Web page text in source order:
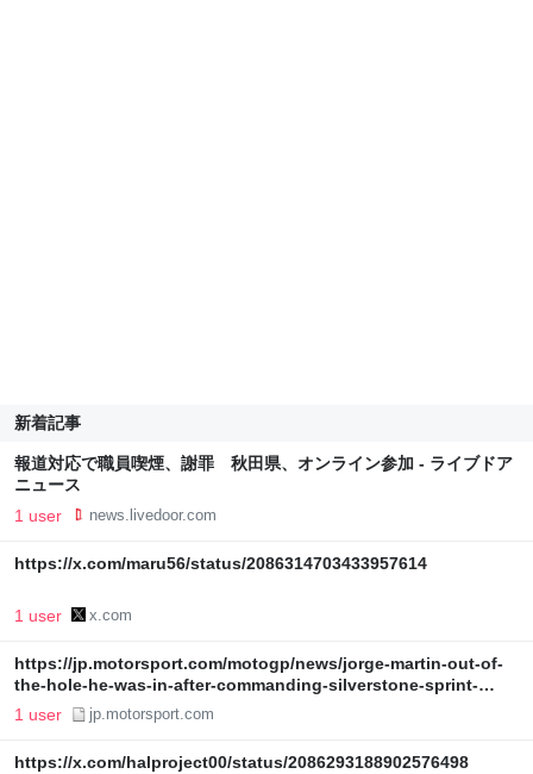
新着記事
報道対応で職員喫煙、謝罪 秋田県、オンライン参加 - ライブドア
ニュース
1 user news.livedoor.com
https://x.com/maru56/status/2086314703433957614
1 user x.com
https://jp.motorsport.com/motogp/news/jorge-martin-out-of-
the-hole-he-was-in-after-commanding-silverstone-sprint-
win/10845144/
1 user jp.motorsport.com
https://x.com/halproject00/status/2086293188902576498